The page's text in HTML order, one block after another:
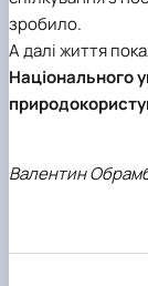
зробило.
А далі життя
Національного
Валентин